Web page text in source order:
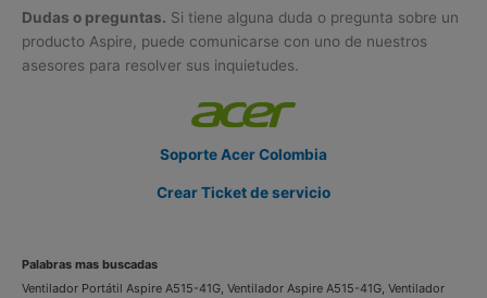
Dudas o preguntas. Si tiene alguna duda o pregunta sobre un
producto Aspire, puede comunicarse con uno de nuestros
asesores para resolver sus inquietudes.
Soporte Acer Colombia
Crear Ticket de servicio
Palabras mas buscadas
Ventilador Portátil Aspire A515-41G, Ventilador Aspire A515-41G, Ventilador